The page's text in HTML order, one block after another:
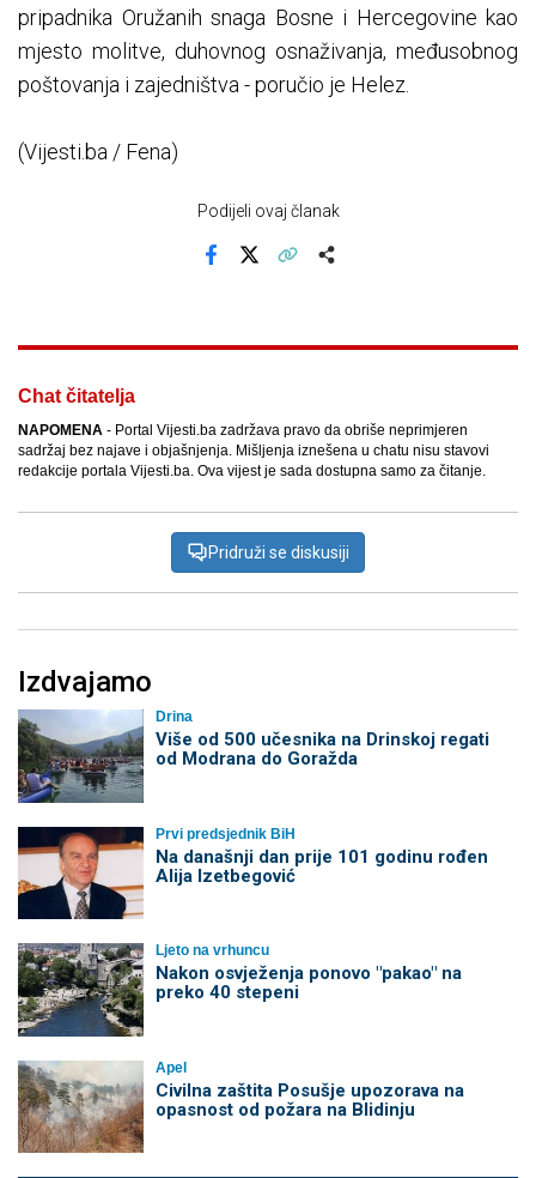
pripadnika Oružanih snaga Bosne i Hercegovine kao
mjesto molitve, duhovnog osnaživanja, međusobnog
poštovanja i zajedništva - poručio je Helez.
(Vijesti.ba / Fena)
Podijeli ovaj članak
Chat čitatelja
NAPOMENA - Portal Vijesti.ba zadržava pravo da obriše neprimjeren
sadržaj bez najave i objašnjenja. Mišljenja iznešena u chatu nisu stavovi
redakcije portala Vijesti.ba. Ova vijest je sada dostupna samo za čitanje.
Pridruži se diskusiji
Izdvajamo
Drina
Više od 500 učesnika na Drinskoj regati
od Modrana do Goražda
Prvi predsjednik BiH
Na današnji dan prije 101 godinu rođen
Alija Izetbegović
Ljeto na vrhuncu
Nakon osvježenja ponovo "pakao" na
preko 40 stepeni
Apel
Civilna zaštita Posušje upozorava na
opasnost od požara na Blidinju